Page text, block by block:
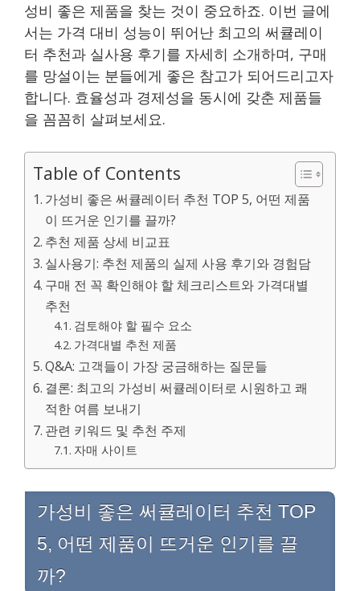
성비 좋은 제품을 찾는 것이 중요하죠. 이번 글에
서는 가격 대비 성능이 뛰어난 최고의 써큘레이
터 추천과 실사용 후기를 자세히 소개하며, 구매
를 망설이는 분들에게 좋은 참고가 되어드리고자
합니다. 효율성과 경제성을 동시에 갖춘 제품들
을 꼼꼼히 살펴보세요.
Table of Contents
가성비 좋은 써큘레이터 추천 TOP 5, 어떤 제품
이 뜨거운 인기를 끌까?
추천 제품 상세 비교표
실사용기: 추천 제품의 실제 사용 후기와 경험담
구매 전 꼭 확인해야 할 체크리스트와 가격대별
추천
검토해야 할 필수 요소
가격대별 추천 제품
Q&A: 고객들이 가장 궁금해하는 질문들
결론: 최고의 가성비 써큘레이터로 시원하고 쾌
적한 여름 보내기
관련 키워드 및 추천 주제
자매 사이트
가성비 좋은 써큘레이터 추천 TOP
5, 어떤 제품이 뜨거운 인기를 끌
까?